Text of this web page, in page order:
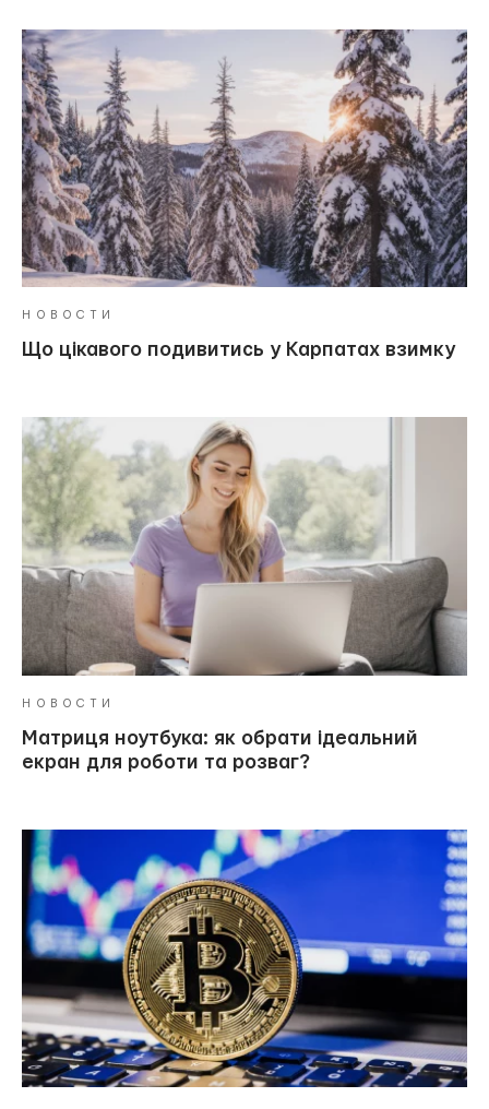
НОВОСТИ
Що цікавого подивитись у Карпатах взимку
НОВОСТИ
Матриця ноутбука: як обрати ідеальний
екран для роботи та розваг?